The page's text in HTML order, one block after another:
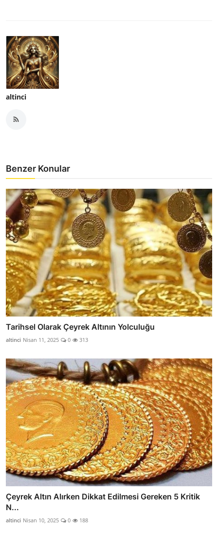
altinci
Benzer Konular
Tarihsel Olarak Çeyrek Altının Yolculuğu
altinci Nisan 11, 2025 0 313
Çeyrek Altın Alırken Dikkat Edilmesi Gereken 5 Kritik
N...
altinci Nisan 10, 2025 0 188